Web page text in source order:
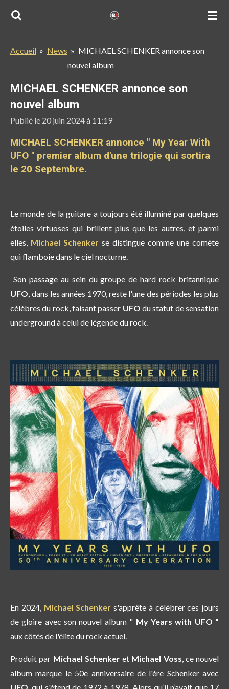
Passer
principal
Accueil » News » MICHAEL SCHENKER annonce son
nouvel album
MICHAEL SCHENKER annonce son
nouvel album
Publié le 20 juin 2024 à 11:19
MICHAEL SCHENKER annonce " My Year With
UFO " premier album d'une trilogie qui sortira
le 20 Septembre.
Le monde de la guitare a toujours été illuminé par quelques
étoiles virtuoses qui brillent plus que les autres, et parmi
elles, Michael Schenker se distingue comme une comète
qui flamboie dans le ciel nocturne.
Son passage au sein du groupe de hard rock britannique
UFO, dans les années 1970, reste l'une des périodes les plus
célèbres du rock, faisant passer UFO du statut de sensation
underground à celui de légende du rock.
En 2024, Michael Schenker s'apprête à célébrer ces jours
de gloire avec son nouvel album " My Years with UFO "
aux côtés de l'élite du rock actuel.
Produit par Michael Schenkeret Michael Voss, ce nouvel
album marque le 50e anniversaire de l'ère Schenker avec